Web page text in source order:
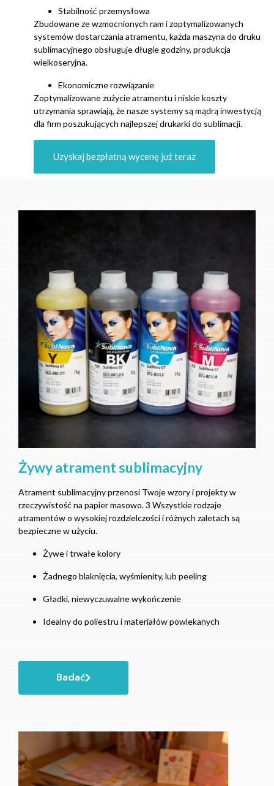
Stabilność przemysłowa
Zbudowane ze wzmocnionych ram i zoptymalizowanych
systemów dostarczania atramentu, każda maszyna do druku
sublimacyjnego obsługuje długie godziny, produkcja
wielkoseryjna.
Ekonomiczne rozwiązanie
Zoptymalizowane zużycie atramentu i niskie koszty
utrzymania sprawiają, że nasze systemy są mądrą inwestycją
dla firm poszukujących najlepszej drukarki do sublimacji.
Uzyskaj bezpłatną wycenę już teraz
Żywy atrament sublimacyjny
Atrament sublimacyjny przenosi Twoje wzory i projekty w
rzeczywistość na papier masowo. 3 Wszystkie rodzaje
atramentów o wysokiej rozdzielczości i różnych zaletach są
bezpieczne w użyciu.
Żywe i trwałe kolory
Żadnego blaknięcia, wyśmienity, lub peeling
Gładki, niewyczuwalne wykończenie
Idealny do poliestru i materiałów powlekanych
Badać